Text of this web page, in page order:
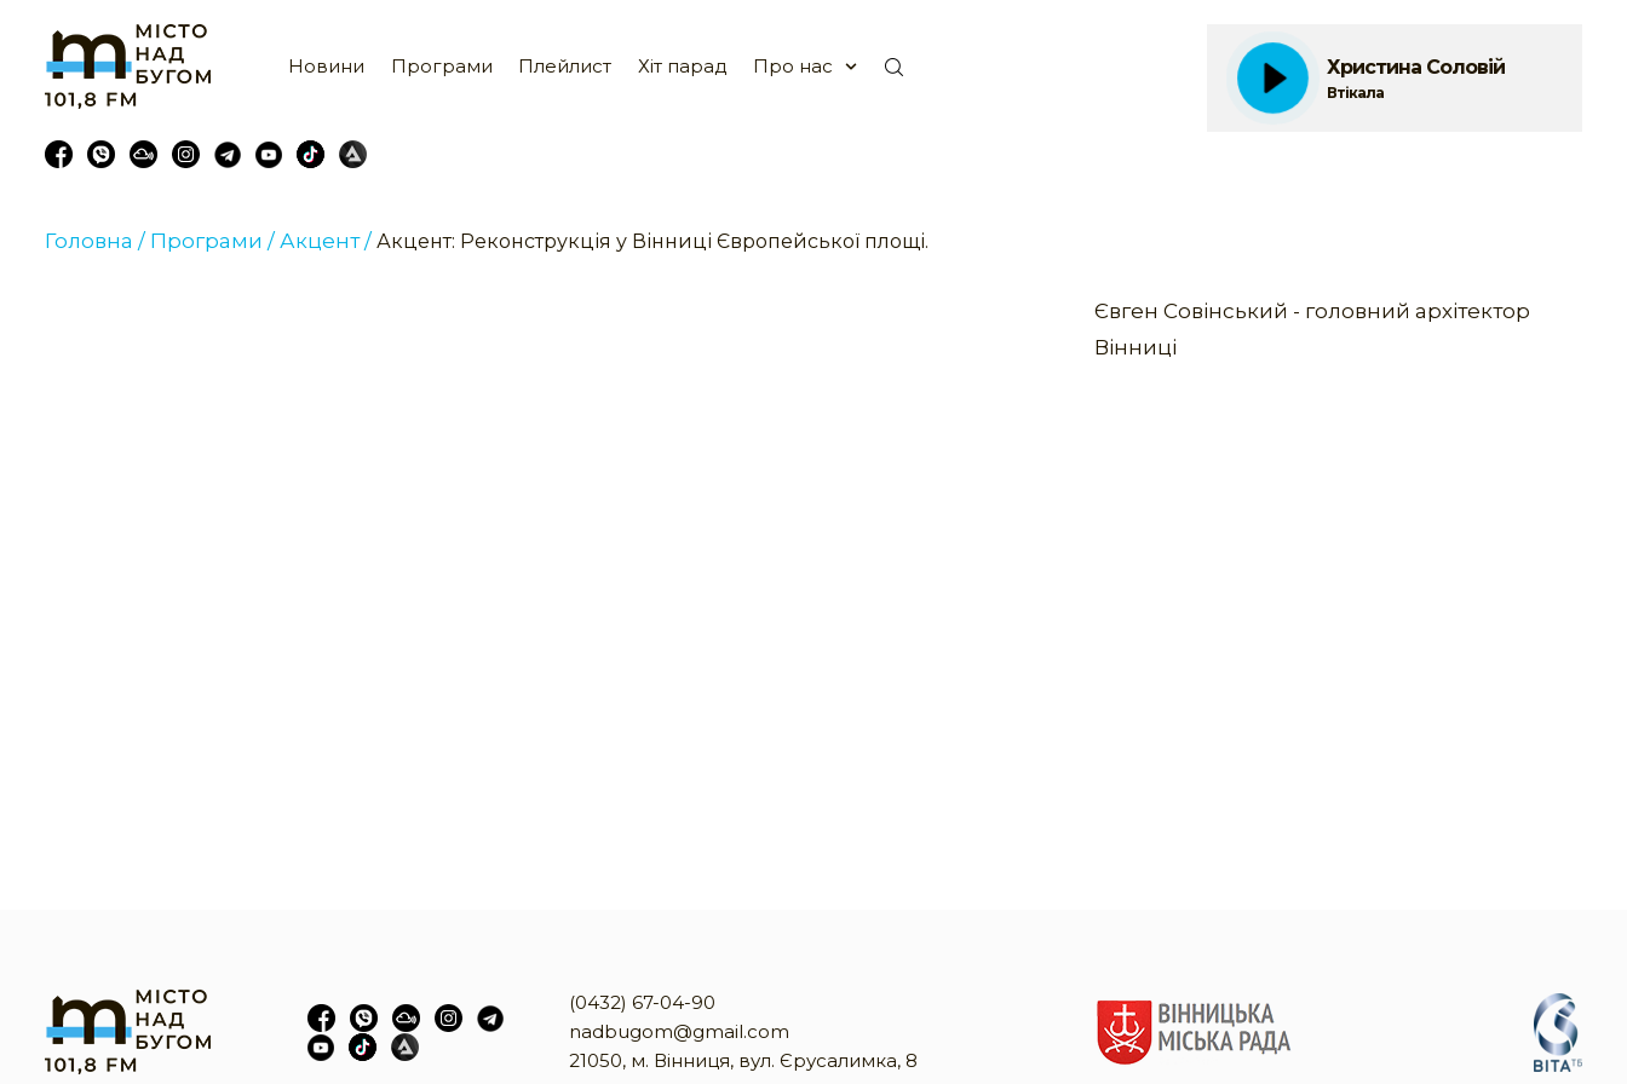
Новини Програми Плейлист Хіт парад Про нас Христина Соловій
Втікала
Головна / Програми / Акцент / Акцент: Реконструкція у Вінниці Європейської площі.
Євген Совінський - головний архітектор
Вінниці
(0432) 67-04-90
nadbugom@gmail.com
21050, м. Вінниця, вул. Єрусалимка, 8